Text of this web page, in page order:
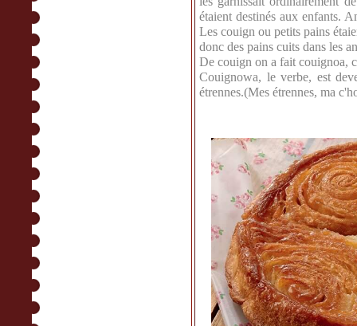
étaient destinés aux enfants.
Les couign ou petits pains
donc des pains cuits dans les
De couign on a fait couignoa,
Couignowa, le verbe, est
étrennes.(Mes étrennes, ma